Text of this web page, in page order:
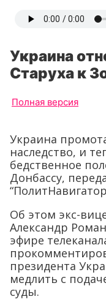
Украина
Старуха к
Полная версия
Украина
наследство, и
бедственное
Донбассу,
Об этом экс-
Александр
эфире
президента
медлить с
суды.